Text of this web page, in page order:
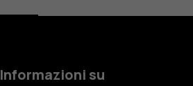
Informazioni su